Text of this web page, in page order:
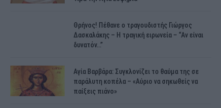
Θρήνος! Πέθανε ο τραγουδιστής Γιώργος
Δασκαλάκης – Η τραγική ειρωνεία – “Αν είναι
δυνατόν…”
Αγία Βαρβάρα: Συγκλονίζει το θαύμα της σε
παράλυτη κοπέλα – «Αύριο να σηκωθείς να
παίξεις πιάνο»